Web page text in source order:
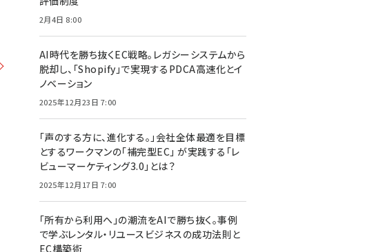
2月4日 8:00
AI時代を勝ち抜くEC戦略。レガシーシステムから
脱却し、「Shopify」で実現するPDCA高速化とイ
ノベーション
2025年12月23日 7:00
「声のする方に、進化する。」会社全体最適を目標
とするワークマンの「補完型EC」 が実践する「レ
ビューマーケティング3.0」とは？
2025年12月17日 7:00
「所有から利用へ」の潮流をAIで勝ち抜く。事例
で学ぶレンタル・リユースビジネスの成功法則と
EC構築術